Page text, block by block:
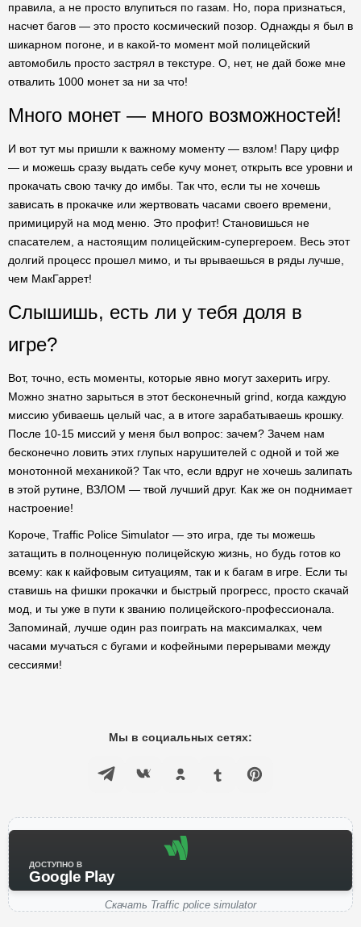
правила, а не просто влупиться по газам. Но, пора признаться,
насчет багов — это просто космический позор. Однажды я был в
шикарном погоне, и в какой-то момент мой полицейский
автомобиль просто застрял в текстуре. О, нет, не дай боже мне
отвалить 1000 монет за ни за что!
Много монет — много возможностей!
И вот тут мы пришли к важному моменту — взлом! Пару цифр
— и можешь сразу выдать себе кучу монет, открыть все уровни и
прокачать свою тачку до имбы. Так что, если ты не хочешь
зависать в прокачке или жертвовать часами своего времени,
примицируй на мод меню. Это профит! Становишься не
спасателем, а настоящим полицейским-супергероем. Весь этот
долгий процесс прошел мимо, и ты врываешься в ряды лучше,
чем МакГаррет!
Слышишь, есть ли у тебя доля в
игре?
Вот, точно, есть моменты, которые явно могут захерить игру.
Можно знатно зарыться в этот бесконечный grind, когда каждую
миссию убиваешь целый час, а в итоге зарабатываешь крошку.
После 10-15 миссий у меня был вопрос: зачем? Зачем нам
бесконечно ловить этих глупых нарушителей с одной и той же
монотонной механикой? Так что, если вдруг не хочешь залипать
в этой рутине, ВЗЛОМ — твой лучший друг. Как же он поднимает
настроение!
Короче, Traffic Police Simulator — это игра, где ты можешь
затащить в полноценную полицейскую жизнь, но будь готов ко
всему: как к кайфовым ситуациям, так и к багам в игре. Если ты
ставишь на фишки прокачки и быстрый прогресс, просто скачай
мод, и ты уже в пути к званию полицейского-профессионала.
Запоминай, лучше один раз поиграть на максималках, чем
часами мучаться с бугами и кофейными перерывами между
сессиями!
Мы в социальных сетях:
ДОСТУПНО В
Google Play
Скачать Traffic police simulator